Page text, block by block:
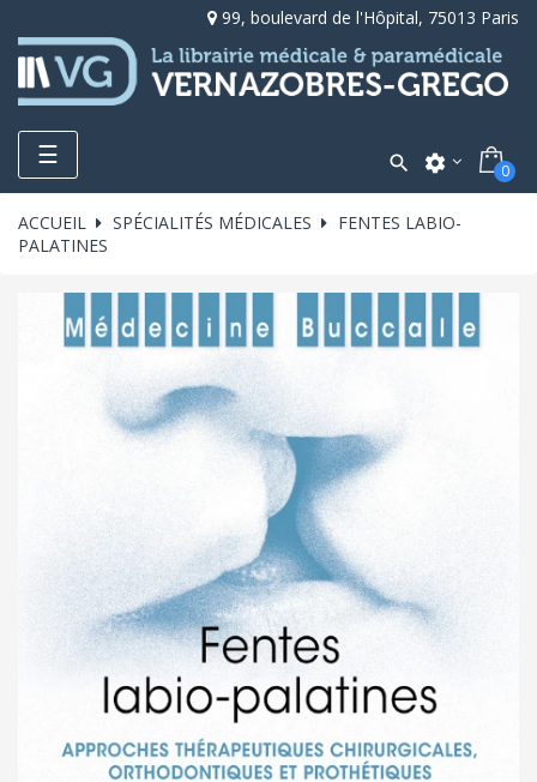
99, boulevard de l'Hôpital, 75013 Paris
Toggle
navigation
☰  settings 0
ACCUEIL SPÉCIALITÉS MÉDICALES
FENTES LABIO-
PALATINES